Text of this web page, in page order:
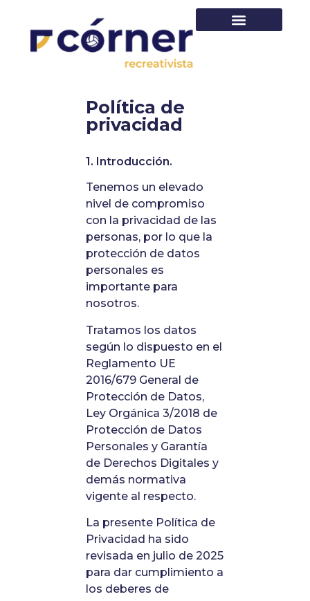
Política de
privacidad
1. Introducción.
Tenemos un elevado
nivel de compromiso
con la privacidad de las
personas, por lo que la
protección de datos
personales es
importante para
nosotros.
Tratamos los datos
según lo dispuesto en el
Reglamento UE
2016/679 General de
Protección de Datos,
Ley Orgánica 3/2018 de
Protección de Datos
Personales y Garantía
de Derechos Digitales y
demás normativa
vigente al respecto.
La presente Política de
Privacidad ha sido
revisada en julio de 2025
para dar cumplimiento a
los deberes de